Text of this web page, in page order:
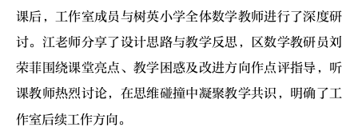
课后，工作室成员与树英小学全体数学教师进行了深度研
讨。江老师分享了设计思路与教学反思，区数学教研员刘
荣菲围绕课堂亮点、教学困惑及改进方向作点评指导，听
课教师热烈讨论，在思维碰撞中凝聚教学共识，明确了工
作室后续工作方向。